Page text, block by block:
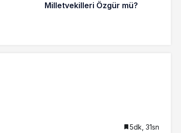
Milletvekilleri Özgür mü?
5dk, 31sn